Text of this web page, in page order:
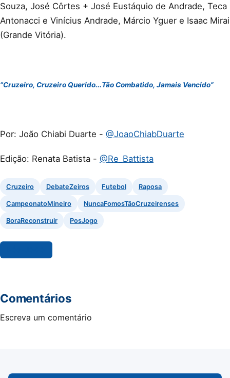
Souza, José Côrtes + José Eustáquio de Andrade, Teca
Antonacci e Vinícius Andrade, Márcio Yguer e Isaac Mirai
(Grande Vitória).
“Cruzeiro, Cruzeiro Querido...Tão Combatido, Jamais Vencido”
Por: João Chiabi Duarte - @JoaoChiabDuarte
Edição: Renata Batista - @Re_Battista
Cruzeiro DebateZeiros Futebol Raposa
CampeonatoMineiro NuncaFomosTãoCruzeirenses
BoraReconstruir PosJogo
Comentários
Escreva um comentário